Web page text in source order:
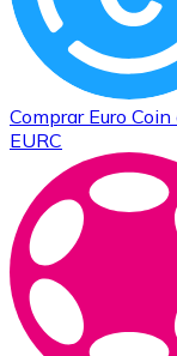
Comprar Euro Coin
EURC